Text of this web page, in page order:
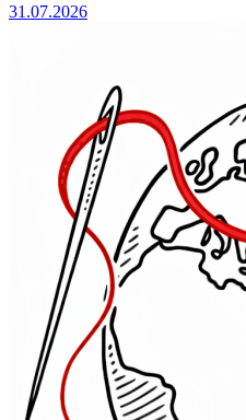
31.07.2026